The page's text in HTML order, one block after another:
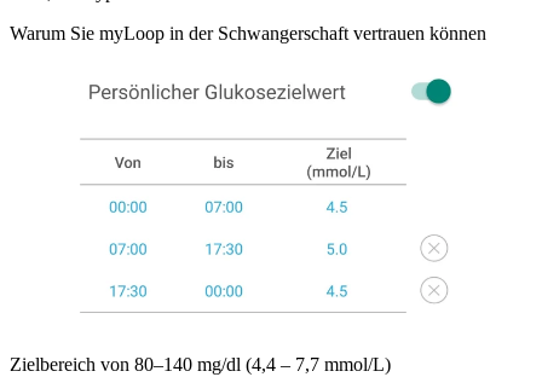
Warum Sie myLoop in der Schwangerschaft vertrauen können
Zielbereich von 80–140 mg/dl (4,4 – 7,7 mmol/L)